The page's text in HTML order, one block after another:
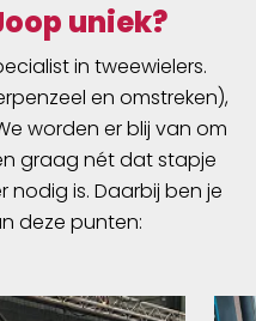
uniek?
in tweewielers.
en omstreken),
worden er blij van om
graag nét dat stapje
nodig is. Daarbij ben je
deze punten: